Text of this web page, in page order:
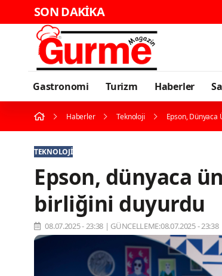
SON DAKİKA Karadeniz'in
Gastronomi Turizm Haberler
Haberler Teknoloji Epson,
TEKNOLOJI
Epson, dünyaca
birliğini duyurdu
08.07.2025 - 23:38 | GÜNCELLEME:08.07.2025 - 23:38